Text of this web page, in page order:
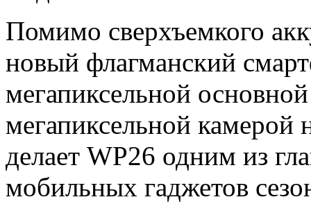
Помимо сверхъемкого
новый флагманский
мегапиксельной
мегапиксельной камерой
делает WP26 одним из
мобильных гаджетов